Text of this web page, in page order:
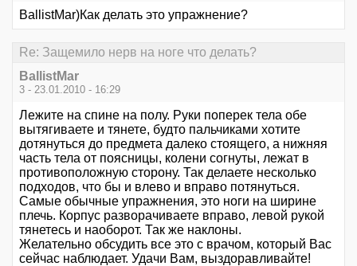
BallistMar)Как делать это упражнение?
Re: Защемило нерв на ноге что делать?
BallistMar
3 - 23.01.2010 - 16:29
Лежите на спине на полу. Руки поперек тела обе
вытягиваете и тянете, будто пальчиками хотите
дотянуться до предмета далеко стоящего, а нижняя
часть тела от поясницы, колени согнуты, лежат в
противоположную сторону. Так делаете несколько
подходов, что бы и влево и вправо потянуться.
Самые обычные упражнения, это ноги на ширине
плечь. Корпус разворачиваете вправо, левой рукой
тянетесь и наоборот. Так же наклоны.
Желательно обсудить все это с врачом, который Вас
сейчас наблюдает. Удачи Вам, выздоравливайте!